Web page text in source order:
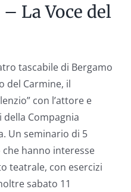
La Voce del
tascabile di Bergamo
del Carmine, il
con l’attore e
Compagnia
Un seminario di 5
hanno interesse
teatrale, con esercizi
sabato 11